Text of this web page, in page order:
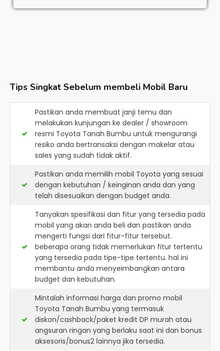
Tips Singkat Sebelum membeli Mobil Baru
Pastikan anda membuat janji temu dan
melakukan kunjungan ke dealer / showroom
resmi Toyota Tanah Bumbu untuk mengurangi
resiko anda bertransaksi dengan makelar atau
sales yang sudah tidak aktif.
Pastikan anda memilih mobil Toyota yang sesuai
dengan kebutuhan / keinginan anda dan yang
telah disesuaikan dengan budget anda.
Tanyakan spesifikasi dan fitur yang tersedia pada
mobil yang akan anda beli dan pastikan anda
mengerti fungsi dari fitur-fitur tersebut.
beberapa orang tidak memerlukan fitur tertentu
yang tersedia pada tipe-tipe tertentu. hal ini
membantu anda menyeimbangkan antara
budget dan kebutuhan.
Mintalah informasi harga dan promo mobil
Toyota Tanah Bumbu yang termasuk
diskon/cashback/paket kredit DP murah atau
angsuran ringan yang berlaku saat ini dan bonus
aksesoris/bonus2 lainnya jika tersedia.